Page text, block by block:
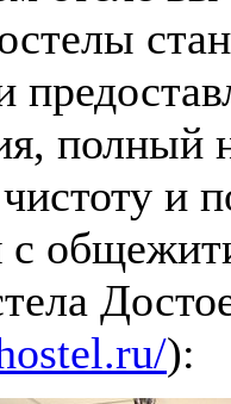
полный
и
с
):